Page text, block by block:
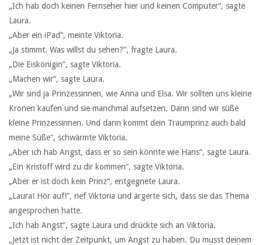
„Ich hab doch keinen Fernseher hier und keinen Computer“, sagte
Laura.
„Aber ein iPad“, meinte Viktoria.
„Ja stimmt. Was willst du sehen?“, fragte Laura.
„Die Eiskönigin“, sagte Viktoria.
„Machen wir“, sagte Laura.
„Wir sind ja Prinzessinnen, wie Anna und Elsa. Wir sollten uns kleine
Kronen kaufen und sie manchmal aufsetzen. Dann sind wir süße
kleine Prinzessinnen. Und dann kommt dein Traumprinz auch bald
meine Süße“, schwärmte Viktoria.
„Aber ich hab Angst, dass er so sein könnte wie Hans“, sagte Laura.
„Ein Kristoff wird zu dir kommen“, sagte Viktoria.
„Aber er ist doch kein Prinz“, entgegnete Laura.
„Laura! Hör auf!“, rief Viktoria und ärgerte sich, dass sie das Thema
angesprochen hatte.
„Ich hab Angst“, sagte Laura und drückte sich an Viktoria.
„Jetzt ist nicht der Zeitpunkt, um Angst zu haben. Du musst deinem